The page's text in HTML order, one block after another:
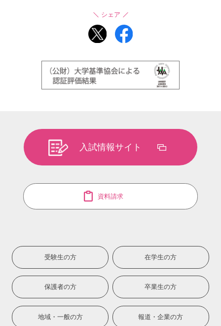
シェア
入試情報サイト
資料請求
受験生の方 在学生の方
保護者の方 卒業生の方
地域・一般の方 報道・企業の方